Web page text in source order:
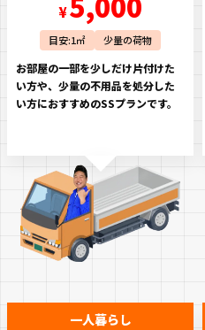
¥
目安:1㎡ 少量の荷物
お部屋の一部を少しだけ片付けた
い方や、少量の不用品を処分した
い方におすすめのSSプランです。
一人暮らし